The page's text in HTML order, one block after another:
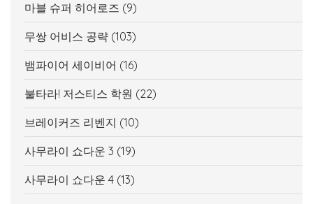
마블 슈퍼 히어로즈 (9)
무쌍 어비스 공략 (103)
뱀파이어 세이비어 (16)
불타라! 저스티스 학원 (22)
브레이커즈 리벤지 (10)
사무라이 쇼다운 3 (19)
사무라이 쇼다운 4 (13)